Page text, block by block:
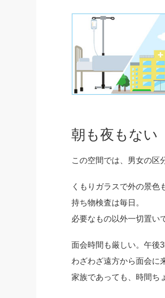
朝も夜もない
この空間では、男女の区
くもりガラスで外の景色
持ち物検査は毎日。
必要なもの以外一切置い
面会時間も厳しい。午後
わざわざ遠方から面会に
家族であっても、時間ち